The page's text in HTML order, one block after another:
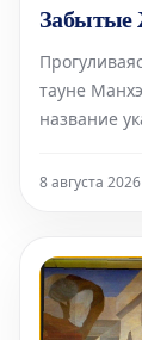
тауне
название
получила
8 августа